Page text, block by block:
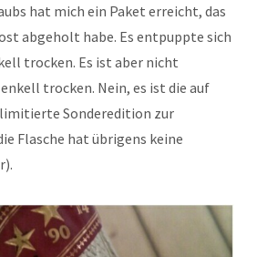
hat mich ein Paket erreicht, das
abgeholt habe. Es entpuppte sich
trocken. Es ist aber nicht
trocken. Nein, es ist die auf
limitierte Sonderedition zur
Flasche hat übrigens keine